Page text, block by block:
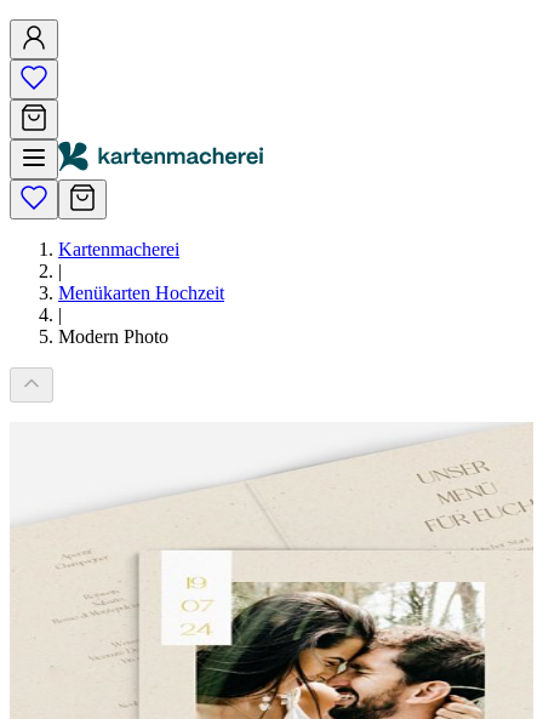
Kartenmacherei
|
Menükarten Hochzeit
|
Modern Photo